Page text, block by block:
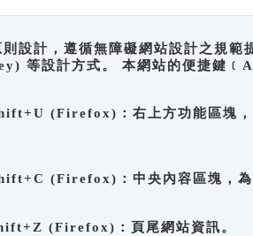
設計，遵循無障礙網站設計之規
等設計方式。 本網站的便捷鍵
(Firefox)：右上方功能區塊，
(Firefox)：中央內容區塊，為
(Firefox)：頁尾網站資訊。